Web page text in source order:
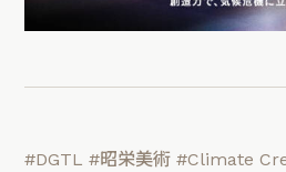
#DGTL #昭栄美術 #Climate